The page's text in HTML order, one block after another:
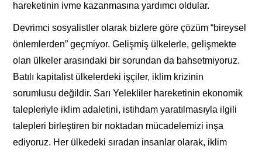
hareketinin ivme kazanmasına yardımcı oldular.
Devrimci sosyalistler olarak bizlere göre çözüm “bireysel
önlemlerden” geçmiyor. Gelişmiş ülkelerle, gelişmekte
olan ülkeler arasındaki bir sorundan da bahsetmiyoruz.
Batılı kapitalist ülkelerdeki işçiler, iklim krizinin
sorumlusu değildir. Sarı Yelekliler hareketinin ekonomik
talepleriyle iklim adaletini, istihdam yaratılmasıyla ilgili
talepleri birleştiren bir noktadan mücadelemizi inşa
ediyoruz. Her ülkedeki sıradan insanlar olarak, iklim